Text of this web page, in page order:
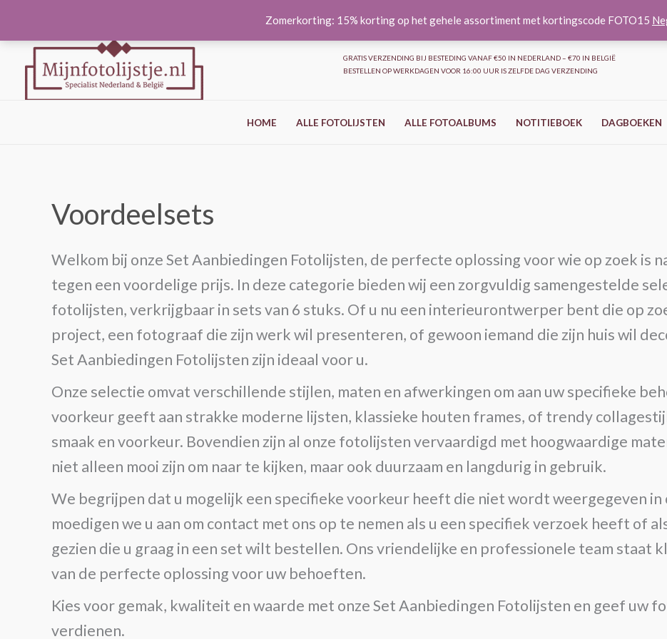
Zomerkorting: 15% korting op het gehele assortiment met kortingscode FOTO15
inhoud
GRATIS VERZENDING BIJ BESTEDING VANAF €50 IN NEDERLAND – €70 IN BELGIË
BESTELLEN OP WERKDAGEN VOOR 16:00 UUR IS ZELFDE DAG VERZENDING
HOME ALLE FOTOLIJSTEN ALLE FOTOALBUMS NOTITIEBOEK DAGBOEKEN
Voordeelsets
Welkom bij onze Set Aanbiedingen Fotolijsten, de perfecte oplossing voor wie op zoek is
tegen een voordelige prijs. In deze categorie bieden wij een zorgvuldig samengestelde
fotolijsten, verkrijgbaar in sets van 6 stuks. Of u nu een interieurontwerper bent die op
project, een fotograaf die zijn werk wil presenteren, of gewoon iemand die zijn huis wil
Set Aanbiedingen Fotolijsten zijn ideaal voor u.
Onze selectie omvat verschillende stijlen, maten en afwerkingen om aan uw specifieke
voorkeur geeft aan strakke moderne lijsten, klassieke houten frames, of trendy
smaak en voorkeur. Bovendien zijn al onze fotolijsten vervaardigd met hoogwaardige
niet alleen mooi zijn om naar te kijken, maar ook duurzaam en langdurig in gebruik.
We begrijpen dat u mogelijk een specifieke voorkeur heeft die niet wordt weergegeven in
moedigen we u aan om contact met ons op te nemen als u een specifiek verzoek heeft of
gezien die u graag in een set wilt bestellen. Ons vriendelijke en professionele team staat
van de perfecte oplossing voor uw behoeften.
Kies voor gemak, kwaliteit en waarde met onze Set Aanbiedingen Fotolijsten en geef uw
verdienen.